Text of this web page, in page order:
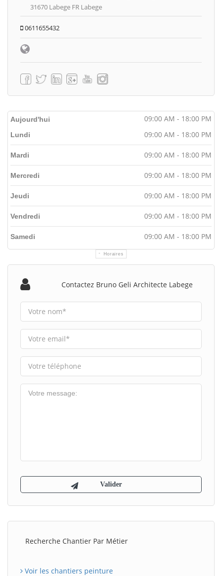
31670 Labege FR Labege
0611655432
Aujourd'hui 09:00 AM - 18:00 PM
Horaires
Lundi 09:00 AM - 18:00 PM
Mardi 09:00 AM - 18:00 PM
Mercredi 09:00 AM - 18:00 PM
Jeudi 09:00 AM - 18:00 PM
Vendredi 09:00 AM - 18:00 PM
Samedi 09:00 AM - 18:00 PM
Contactez Bruno Geli Architecte Labege
Recherche Chantier Par Métier
Voir les chantiers peinture